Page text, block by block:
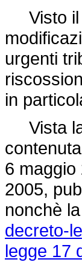
Visto il
urgenti
in
Vista la
6 maggio
2005,
nonchè
decreto-
legge 17